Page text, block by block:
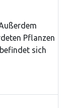
Pflanzen
sich